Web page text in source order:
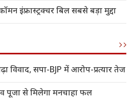
इंफ्रास्ट्रक्चर बिल सबसे बड़ा मुद्दा
विवाद, सपा-BJP में आरोप-प्रत्यार तेज
पूजा से मिलेगा मनचाहा फल